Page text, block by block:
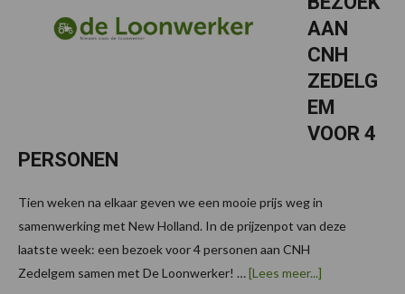
AAN
CNH
ZEDELG
EM
VOOR 4
PERSONEN
Tien weken na elkaar geven we een mooie prijs weg in
samenwerking met New Holland. In de prijzenpot van deze
laatste week: een bezoek voor 4 personen aan CNH
Zedelgem samen met De Loonwerker! …[Lees meer...]